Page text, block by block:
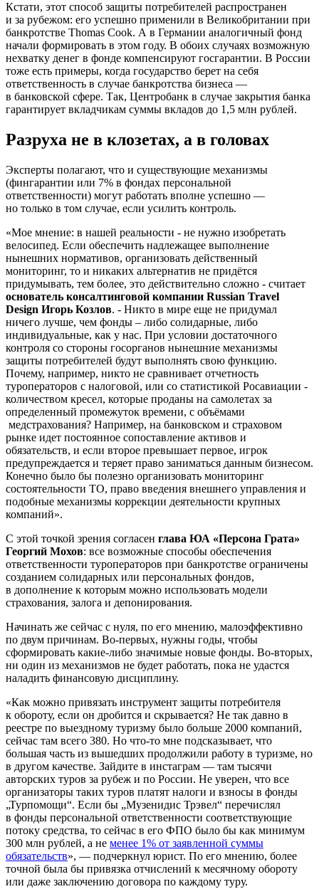
Кстати, этот способ защиты потребителей распространен
и за рубежом: его успешно применили в Великобритании при
банкротстве Thomas Cook. А в Германии аналогичный фонд
начали формировать в этом году. В обоих случаях возможную
нехватку денег в фонде компенсируют госгарантии. В России
тоже есть примеры, когда государство берет на себя
ответственность в случае банкротства бизнеса —
в банковской сфере. Так, Центробанк в случае закрытия банка
гарантирует вкладчикам суммы вкладов до 1,5 млн рублей.
Разруха не в клозетах, а в головах
Эксперты полагают, что и существующие механизмы
(фингарантии или 7% в фондах персональной
ответственности) могут работать вполне успешно —
но только в том случае, если усилить контроль.
«Мое мнение: в нашей реальности - не нужно изобретать
велосипед. Если обеспечить надлежащее выполнение
нынешних нормативов, организовать действенный
мониторинг, то и никаких альтернатив не придётся
придумывать, тем более, это действительно сложно - считает
основатель консалтинговой компании Russian Travel
Design Игорь Козлов. - Никто в мире еще не придумал
ничего лучше, чем фонды – либо солидарные, либо
индивидуальные, как у нас. При условии достаточного
контроля со стороны госорганов нынешние механизмы
защиты потребителей будут выполнять свою функцию.
Почему, например, никто не сравнивает отчетность
туроператоров с налоговой, или со статистикой Росавиации -
количеством кресел, которые проданы на самолетах за
определенный промежуток времени, с объёмами
медстрахования? Например, на банковском и страховом
рынке идет постоянное сопоставление активов и
обязательств, и если второе превышает первое, игрок
предупреждается и теряет право заниматься данным бизнесом.
Конечно было бы полезно организовать мониторинг
состоятельности ТО, право введения внешнего управления и
подобные механизмы коррекции деятельности крупных
компаний».
С этой точкой зрения согласен глава ЮА «Персона Грата»
Георгий Мохов: все возможные способы обеспечения
ответственности туроператоров при банкротстве ограничены
созданием солидарных или персональных фондов,
в дополнение к которым можно использовать модели
страхования, залога и депонирования.
Начинать же сейчас с нуля, по его мнению, малоэффективно
по двум причинам. Во-первых, нужны годы, чтобы
сформировать какие-либо значимые новые фонды. Во-вторых,
ни один из механизмов не будет работать, пока не удастся
наладить финансовую дисциплину.
«Как можно привязать инструмент защиты потребителя
к обороту, если он дробится и скрывается? Не так давно в
реестре по выездному туризму было больше 2000 компаний,
сейчас там всего 380. Но что-то мне подсказывает, что
большая часть из вышедших продолжили работу в туризме, но
в другом качестве. Зайдите в инстаграм — там тысячи
авторских туров за рубеж и по России. Не уверен, что все
организаторы таких туров платят налоги и взносы в фонды
„Турпомощи“. Если бы „Музенидис Трэвел“ перечислял
в фонды персональной ответственности соответствующие
потоку средства, то сейчас в его ФПО было бы как минимум
300 млн рублей, а не менее 1% от заявленной суммы
обязательств», — подчеркнул юрист. По его мнению, более
точной была бы привязка отчислений к месячному обороту
или даже заключению договора по каждому туру.